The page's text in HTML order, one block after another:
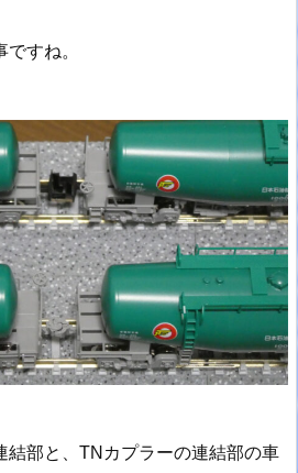
すね。
結部と、TNカプラーの連結部の車